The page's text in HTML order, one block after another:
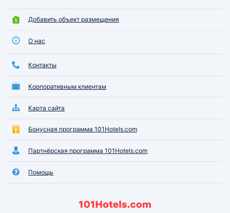
Добавить объект размещения
О нас
Контакты
Корпоративным клиентам
Карта сайта
Бонусная программа 101Hotels.com
Партнёрская программа 101Hotels.com
Помощь